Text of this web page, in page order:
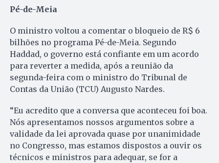
Pé-de-Meia
O ministro voltou a comentar o bloqueio de R$ 6
bilhões no programa Pé-de-Meia. Segundo
Haddad, o governo está confiante em um acordo
para reverter a medida, após a reunião da
segunda-feira com o ministro do Tribunal de
Contas da União (TCU) Augusto Nardes.
“Eu acredito que a conversa que aconteceu foi boa.
Nós apresentamos nossos argumentos sobre a
validade da lei aprovada quase por unanimidade
no Congresso, mas estamos dispostos a ouvir os
técnicos e ministros para adequar, se for a